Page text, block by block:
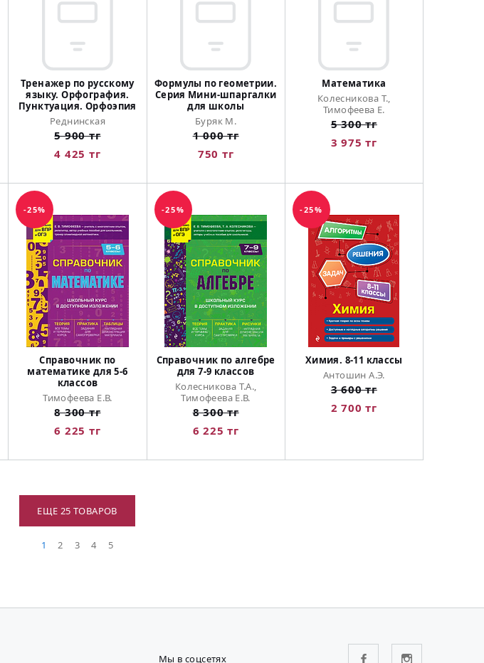
Тренажер по русскому
языку. Орфография.
Пунктуация. Орфоэпия
Реднинская
5 900 тг
4 425 тг
Формулы по геометрии.
Серия Мини-шпаргалки
для школы
Буряк М.
1 000 тг
750 тг
Математика
Колесникова Т.,
Тимофеева Е.
5 300 тг
3 975 тг
-25%
Справочник по
математике для 5-6
классов
Тимофеева Е.В.
8 300 тг
6 225 тг
-25%
Справочник по алгебре
для 7-9 классов
Колесникова Т.А.,
Тимофеева Е.В.
8 300 тг
6 225 тг
-25%
Химия. 8-11 классы
Антошин А.Э.
3 600 тг
2 700 тг
ЕЩЕ 25 ТОВАРОВ
1 2 3 4 5
Мы в соцсетях